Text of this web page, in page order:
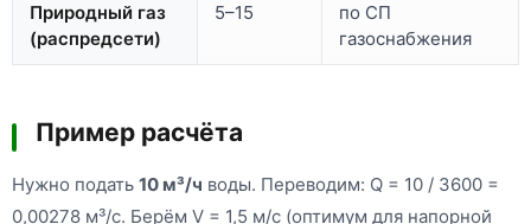
Природный газ
(распредсети)
5–15
по СП
газоснабжения
Пример расчёта
Нужно подать 10 м³/ч воды. Переводим: Q = 10 / 3600 =
0,00278 м³/с. Берём V = 1,5 м/с (оптимум для напорной